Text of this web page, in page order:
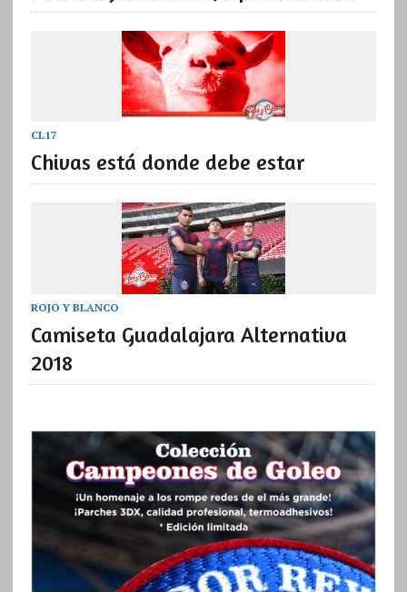
CL17
Chivas está donde debe estar
ROJO Y BLANCO
Camiseta Guadalajara Alternativa
2018